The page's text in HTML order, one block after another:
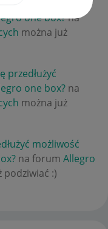
one box?na
można już
przedłużyć
one box? na
można już
możliwość
na forum Allegro
podziwiać :)